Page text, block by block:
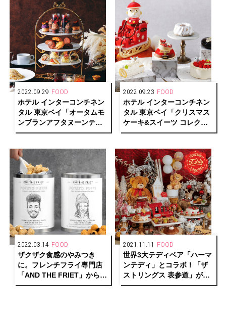
2022.09.29 FOOD
ホテル インターコンチネン
タル 東京ベイ「オータムモ
ンブランアフタヌーンティ
ー」が11/1より提供開始
2022.09.23 FOOD
ホテル インターコンチネン
タル 東京ベイ「クリスマス
ケーキ&スイーツ コレクシ
ョン 2022」が予約開始
2022.03.14 FOOD
ザクザク食感のやみつき
に。フレンチフライ専門店
「AND THE FRIET」から待
望の新作スナックがお目見
2021.11.11 FOOD
世界3大テディベア「ハーマ
ンテディ」とコラボ！「ザ
ストリングス 表参道」がク
リスマス スイーツビュッフ